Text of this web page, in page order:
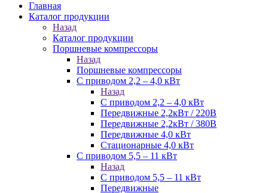
Главная
Каталог продукции
Назад
Каталог продукции
Поршневые компрессоры
Назад
Поршневые компрессоры
С приводом 2,2 – 4,0 кВт
Назад
С приводом 2,2 – 4,0 кВт
Передвижные 2,2кВт / 220В
Передвижные 2,2кВт / 380В
Передвижные 4,0 кВт
Стационарные 4,0 кВт
С приводом 5,5 – 11 кВт
Назад
С приводом 5,5 – 11 кВт
Передвижные